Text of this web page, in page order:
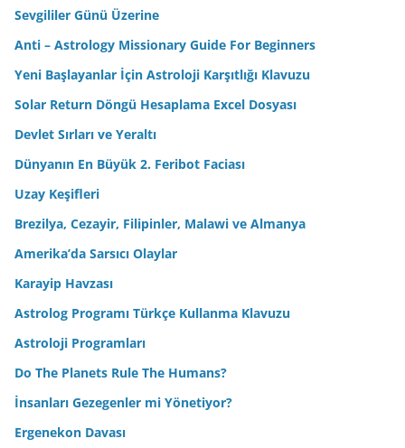
Sevgililer Günü Üzerine
Anti – Astrology Missionary Guide For Beginners
Yeni Başlayanlar İçin Astroloji Karşıtlığı Klavuzu
Solar Return Döngü Hesaplama Excel Dosyası
Devlet Sırları ve Yeraltı
Dünyanın En Büyük 2. Feribot Faciası
Uzay Keşifleri
Brezilya, Cezayir, Filipinler, Malawi ve Almanya
Amerika’da Sarsıcı Olaylar
Karayip Havzası
Astrolog Programı Türkçe Kullanma Klavuzu
Astroloji Programları
Do The Planets Rule The Humans?
İnsanları Gezegenler mi Yönetiyor?
Ergenekon Davası